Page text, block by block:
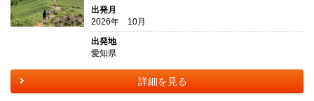
出発月
2026年 10月
出発地
愛知県
詳細を見る